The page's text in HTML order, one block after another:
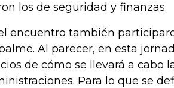
los de seguridad y finanzas.
encuentro también
Al parecer, en esta
de cómo se llevará a cabo
Para lo que se